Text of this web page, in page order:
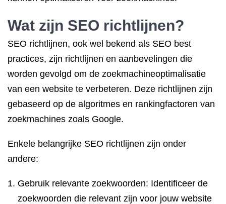
Wat zijn SEO richtlijnen?
SEO richtlijnen, ook wel bekend als SEO best
practices, zijn richtlijnen en aanbevelingen die
worden gevolgd om de zoekmachineoptimalisatie
van een website te verbeteren. Deze richtlijnen zijn
gebaseerd op de algoritmes en rankingfactoren van
zoekmachines zoals Google.
Enkele belangrijke SEO richtlijnen zijn onder
andere:
Gebruik relevante zoekwoorden: Identificeer de
zoekwoorden die relevant zijn voor jouw website